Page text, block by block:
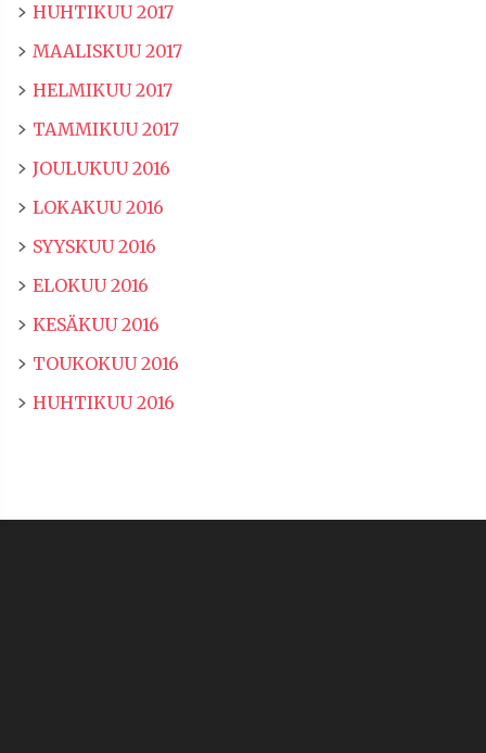
HUHTIKUU 2017
MAALISKUU 2017
HELMIKUU 2017
TAMMIKUU 2017
JOULUKUU 2016
LOKAKUU 2016
SYYSKUU 2016
ELOKUU 2016
KESÄKUU 2016
TOUKOKUU 2016
HUHTIKUU 2016